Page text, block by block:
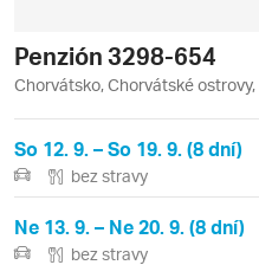
Penzión 3298-654
Chorvátsko, Chorvátské
So 12. 9. – So 19. 9. (8 dní)
bez stravy
Ne 13. 9. – Ne 20. 9. (8 dní)
bez stravy